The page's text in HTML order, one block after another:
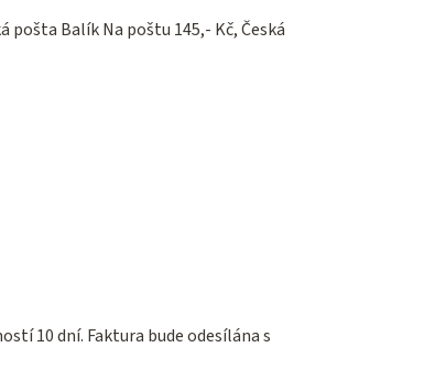
pošta Balík Na poštu 145,- Kč, Česká
10 dní. Faktura bude odesílána s